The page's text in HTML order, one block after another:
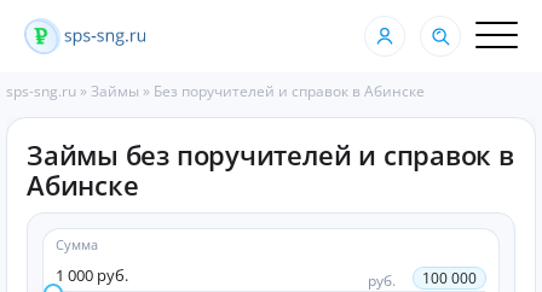
sps-sng.ru »Займы » Без поручителей и справок в Абинске
Займы без поручителей и справок в
Абинске
Сумма
1 000 руб. руб. 100 000